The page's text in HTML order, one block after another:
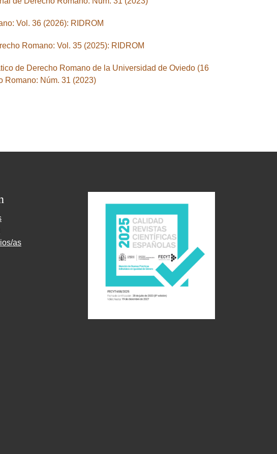
Vol. 36 (2026): RIDROM
Romano: Vol. 35 (2025): RIDROM
de Derecho Romano de la Universidad de Oviedo (16
Romano: Núm. 31 (2023)
as